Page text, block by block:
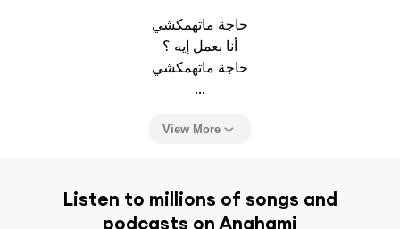
حاجة ماتهمكشي
أنا بعمل إيه ؟
حاجة ماتهمكشي
...
View More
Listen to millions of songs and
podcasts on Anghami